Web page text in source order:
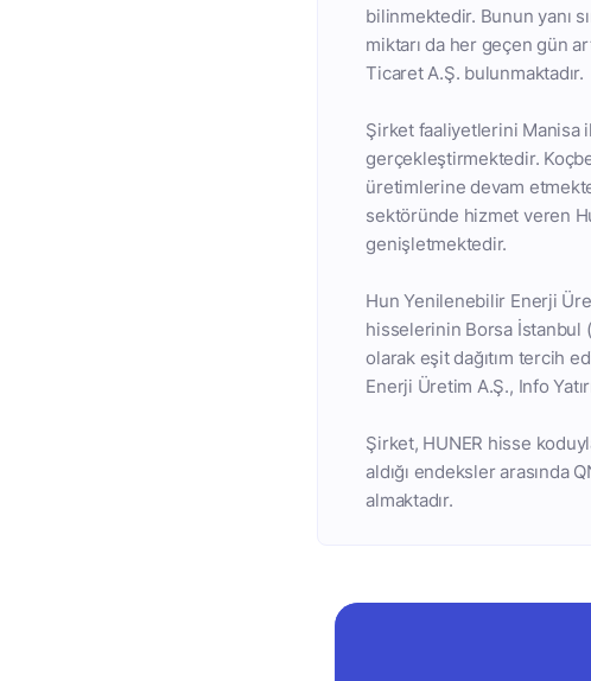
bilinmektedir. Bunun yanı
miktarı da her geçen gün
Ticaret A.Ş. bulunmaktadır.
Şirket faaliyetlerini Manisa
gerçekleştirmektedir.
üretimlerine devam
sektöründe hizmet veren
genişletmektedir.
Hun Yenilenebilir Enerji
hisselerinin Borsa İstanbul
olarak eşit dağıtım tercih
Enerji Üretim A.Ş., Info
Şirket, HUNER hisse
aldığı endeksler arasında
almaktadır.